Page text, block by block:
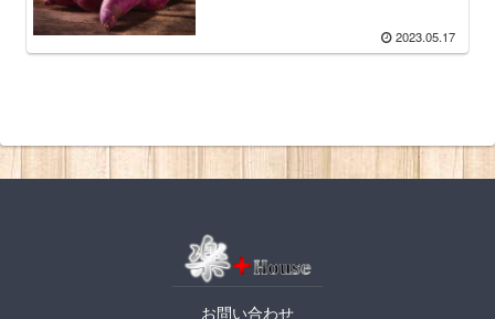
2023.05.17
お問い合わせ